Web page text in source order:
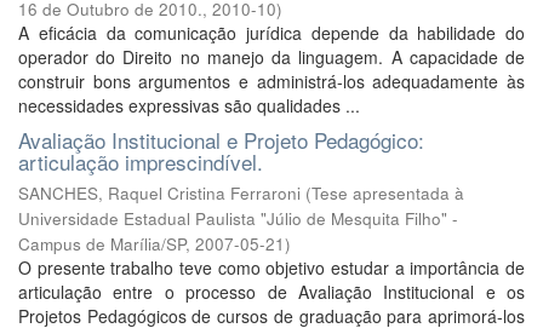
16 de Outubro de 2010., 2010-10)
A eficácia da comunicação jurídica depende da habilidade do
operador do Direito no manejo da linguagem. A capacidade de
construir bons argumentos e administrá-los adequadamente às
necessidades expressivas são qualidades ...
Avaliação Institucional e Projeto Pedagógico:
articulação imprescindível.
SANCHES, Raquel Cristina Ferraroni (Tese apresentada à
Universidade Estadual Paulista "Júlio de Mesquita Filho" -
Campus de Marília/SP, 2007-05-21)
O presente trabalho teve como objetivo estudar a importância de
articulação entre o processo de Avaliação Institucional e os
Projetos Pedagógicos de cursos de graduação para aprimorá-los